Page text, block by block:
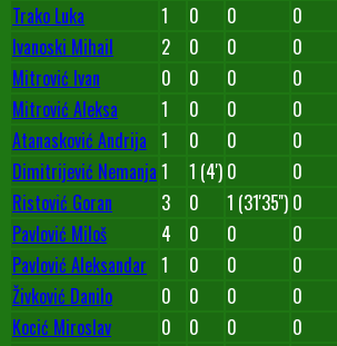
Trako Luka
1 0 0
0
Ivanoski Mihail
2 0 0
0
Mitrović Ivan
0 0 0
0
Mitrović Aleksa
1 0 0
0
Atanasković Andrija 1 0 0
0
Dimitrijević Nemanja 1 1 (4') 0
0
Ristović Goran
3 0 1 (31'35'') 0
Pavlović Miloš
4 0 0
0
Pavlović Aleksandar 1 0 0
0
Živković Danilo
0 0 0
0
Kocić Miroslav
0 0 0
0